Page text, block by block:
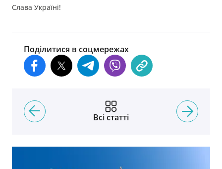
Слава Україні!
Поділитися в соцмережах
Всі статті